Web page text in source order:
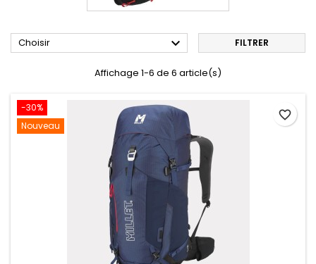
Choisir  FILTRER
Affichage 1-6 de 6 article(s)
-30%
Nouveau
favorite_border